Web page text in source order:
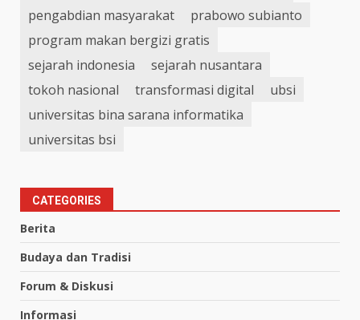
pengabdian masyarakat
prabowo subianto
program makan bergizi gratis
sejarah indonesia
sejarah nusantara
tokoh nasional
transformasi digital
ubsi
universitas bina sarana informatika
universitas bsi
CATEGORIES
Berita
Budaya dan Tradisi
Forum & Diskusi
Informasi